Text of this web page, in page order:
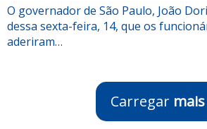
O governador de São Paulo, João
dessa sexta-feira, 14, que os
aderiram…
Carregar mais